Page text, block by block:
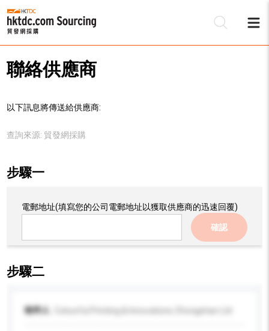
聯絡供應商
以下訊息將傳送給供應商:
查詢來源: 貿發網採購
步驟一
電郵地址(填寫您的公司電郵地址以獲取供應商的迅速回覆)
確認
步驟二
收件人